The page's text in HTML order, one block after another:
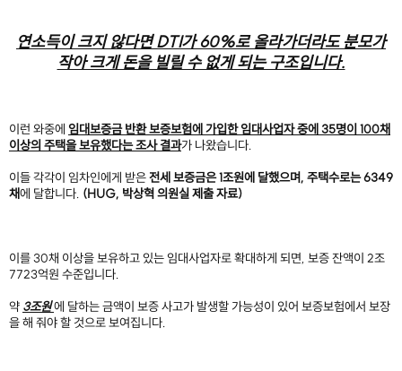
연소득이 크지 않다면 DTI가 60%로 올라가더라도 분모가
작아 크게 돈을 빌릴 수 없게 되는 구조입니다.
이런 와중에 임대보증금 반환 보증보험에 가입한 임대사업자 중에 35명이 100채
이상의 주택을 보유했다는 조사 결과가 나왔습니다.
이들 각각이 임차인에게 받은전세 보증금은 1조원에 달했으며, 주택수로는 6349
채에 달합니다. (HUG, 박상혁 의원실 제출 자료)
이를 30채 이상을 보유하고 있는 임대사업자로 확대하게 되면, 보증 잔액이 2조
7723억원 수준입니다.
약 3조원에 달하는 금액이 보증 사고가 발생할 가능성이 있어 보증보험에서 보장
을 해 줘야 할 것으로 보여집니다.